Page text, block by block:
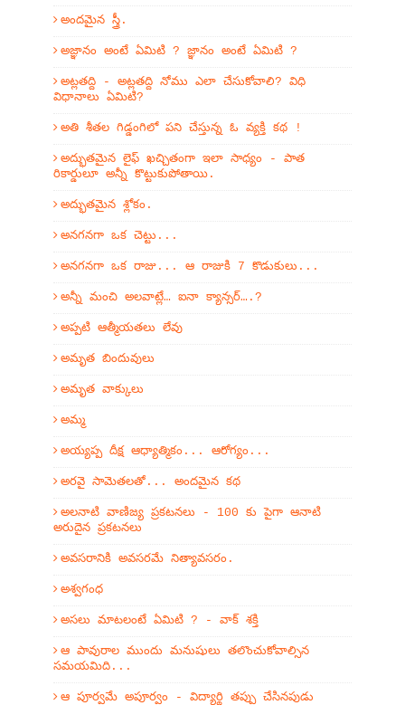
అందమైన స్త్రీ.
అజ్ఞానం అంటే ఏమిటి ? జ్ఞానం అంటే ఏమిటి ?
అట్లతద్ది - అట్లతద్ది నోము ఎలా చేసుకోవాలి? విధి
విధానాలు ఏమిటి?
అతి శీతల గిడ్డంగిలో పని చేస్తున్న ఓ వ్యక్తి కథ !
అద్భుతమైన లైఫ్ ఖచ్చితంగా ఇలా సాధ్యం - పాత
రికార్డులూ అన్నీ కొట్టుకుపోతాయి.
అద్భుతమైన శ్లోకం.
అనగనగా ఒక చెట్టు...
అనగనగా ఒక రాజు... ఆ రాజుకి 7 కొడుకులు...
అన్నీ మంచి అలవాట్లే… ఐనా క్యాన్సర్….?
అప్పటి ఆత్మీయతలు లేవు
అమృత బిందువులు
అమృత వాక్కులు
అమ్మ
అయ్యప్ప దీక్ష ఆధ్యాత్మికం... ఆరోగ్యం...
అరవై సామెతలతో... అందమైన కథ
అలనాటి వాణిజ్య ప్రకటనలు - 100 కు పైగా ఆనాటి
అరుదైన ప్రకటనలు
అవసరానికి అవసరమే నిత్యావసరం.
అశ్వగంధ
అసలు మాటలంటే ఏమిటి ? - వాక్ శక్తి
ఆ పావురాల ముందు మనుషులు తలొంచుకోవాల్సిన
సమయమిది...
ఆ పూర్వమే అపూర్వం - విద్యార్థి తప్పు చేసినపుడు